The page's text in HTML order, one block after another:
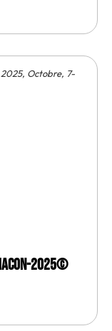
2025, Octobre, 7-
2025©